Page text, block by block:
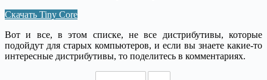
Скачать Tiny Core
Вот и все, в этом списке, не все дистрибутивы, которые
подойдут для старых компьютеров, и если вы знаете какие-то
интересные дистрибутивы, то поделитесь в комментариях.